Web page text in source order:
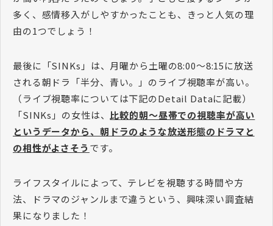
多く、感情移入がしやすかったことも、きっと人気の理
由の1つでしょう！
最後に「SINKs」は、月曜から土曜の8:00～8:15に放送
される朝ドラ「半分、青い。」のライブ視聴率が高い。
（ライブ視聴率については下記のDetail Dataに記載）
「SINKs」の女性は、 比較的朝～昼帯での視聴率が高い
というデータから、朝ドラのような放送形態のドラマと
の相性がよさそう です。
ライフスタイルによって、テレビを視聴する時間や方
法、ドラマのジャンルまで違うという、興味深い調査結
果になりました！